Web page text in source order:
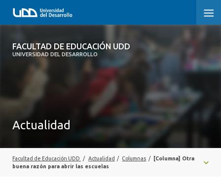
FACULTAD DE EDUCACIÓN UDD
UNIVERSIDAD DEL DESARROLLO
FACULTAD DE EDUCACIÓN UDD
POSTGRADO Y EDUCACIÓN CONTINUA
Actualidad
Facultad de Educación UDD / Actualidad / Columnas /
[Columna] Otra
buena razón para abrir las escuelas